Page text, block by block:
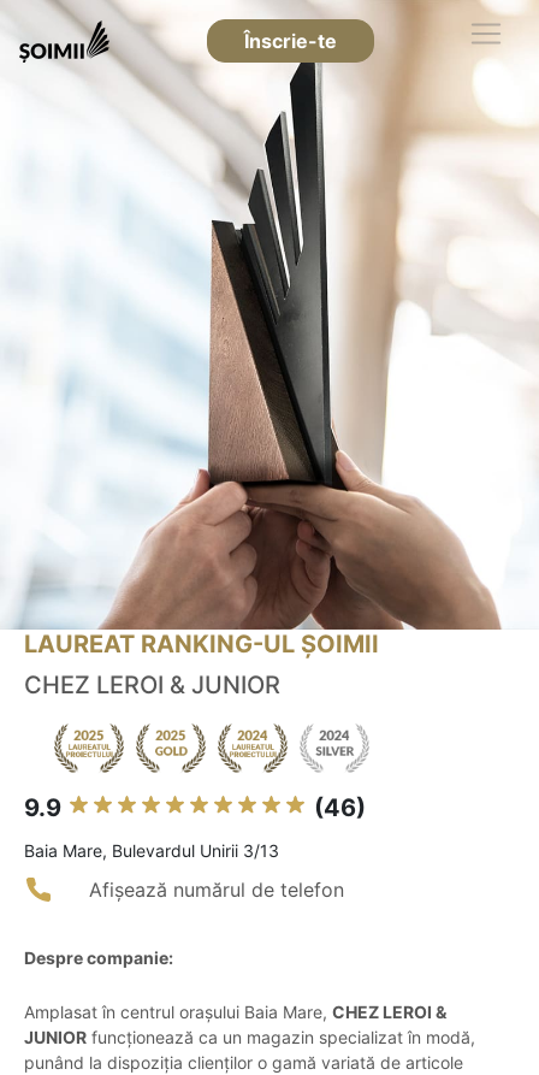
Înscrie-te
LAUREAT RANKING-UL ȘOIMII
CHEZ LEROI & JUNIOR
9.9 (46)
Baia Mare, Bulevardul Unirii 3/13
Afișează numărul de telefon
Despre companie:
Amplasat în centrul orașului Baia Mare, CHEZ LEROI &
JUNIOR funcționează ca un magazin specializat în modă,
punând la dispoziția clienților o gamă variată de articole